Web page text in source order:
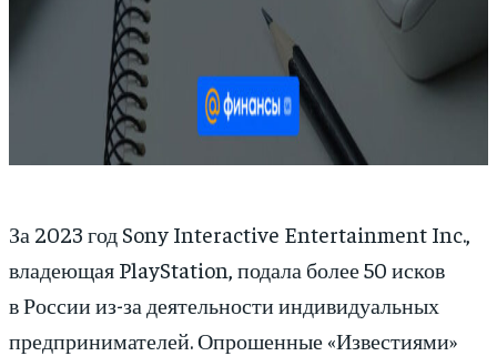
За 2023 год Sony Interactive Entertainment Inc.,
владеющая PlayStation, подала более 50 исков
в России из-за деятельности индивидуальных
предпринимателей. Опрошенные «Известиями»